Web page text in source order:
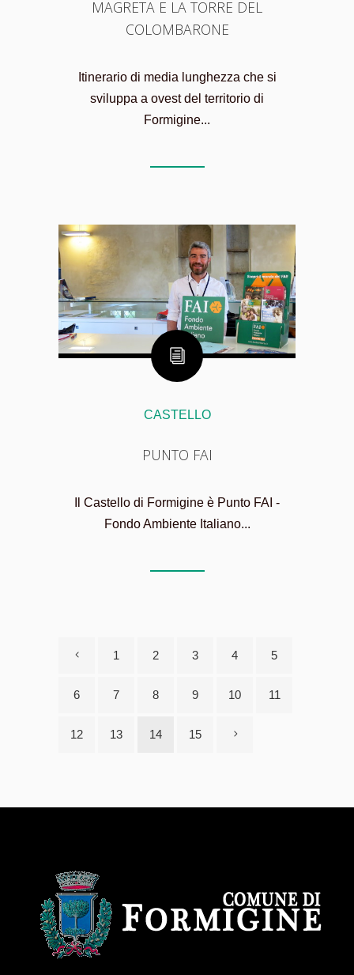
MAGRETA E LA TORRE DEL
COLOMBARONE
Itinerario di media lunghezza che si
sviluppa a ovest del territorio di
Formigine...
CASTELLO
PUNTO FAI
Il Castello di Formigine è Punto FAI -
Fondo Ambiente Italiano...
1 2 3 4 5
6 7 8 9 10 11
12 13 14 15